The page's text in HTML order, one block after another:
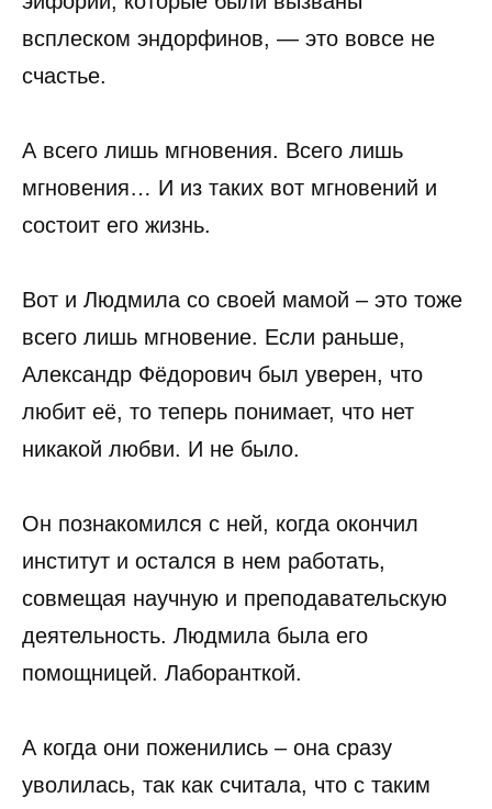
всплеском эндорфинов, — это вовсе не
счастье.
А всего лишь мгновения. Всего лишь
мгновения… И из таких вот мгновений и
состоит его жизнь.
Вот и Людмила со своей мамой – это тоже
всего лишь мгновение. Если раньше,
Александр Фёдорович был уверен, что
любит её, то теперь понимает, что нет
никакой любви. И не было.
Он познакомился с ней, когда окончил
институт и остался в нем работать,
совмещая научную и преподавательскую
деятельность. Людмила была его
помощницей. Лаборанткой.
А когда они поженились – она сразу
уволилась, так как считала, что с таким